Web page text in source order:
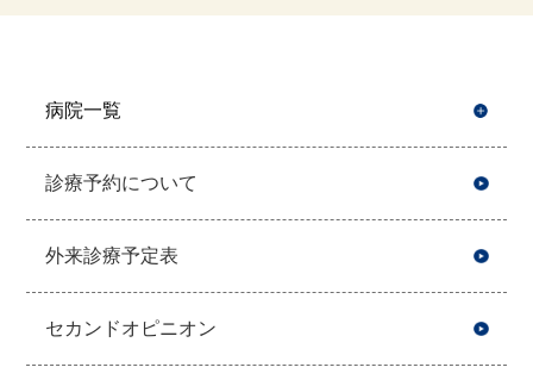
病院一覧
診療予約について
外来診療予定表
セカンドオピニオン